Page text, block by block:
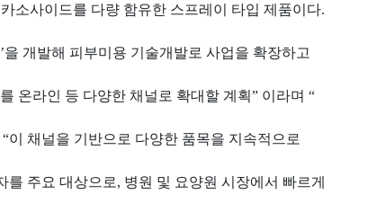
소사이드를 다량 함유한 스프레이 타입 제품이다.
개발해 피부미용 기술개발로 사업을 확장하고
온라인 등 다양한 채널로 확대할 계획” 이라며 “
이 채널을 기반으로 다양한 품목을 지속적으로
주요 대상으로, 병원 및 요양원 시장에서 빠르게